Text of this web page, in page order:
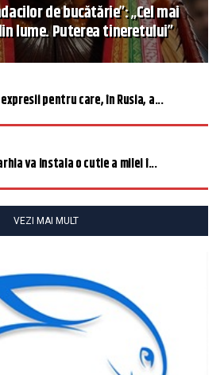
de bucătărie”: „Cel mai
lume. Puterea tineretului”
pentru care, în Rusia, a...
va instala o cutie a milei î...
VEZI MAI MULT